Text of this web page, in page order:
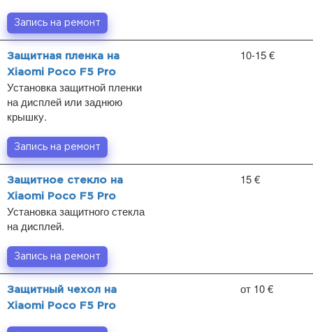
Запись на ремонт
Защитная пленка на
Xiaomi Poco F5 Pro
Установка защитной пленки
на дисплей или заднюю
крышку.
10-15 €
Запись на ремонт
Защитное стекло на
Xiaomi Poco F5 Pro
Установка защитного стекла
на дисплей.
15 €
Запись на ремонт
Защитный чехол на
Xiaomi Poco F5 Pro
от 10 €